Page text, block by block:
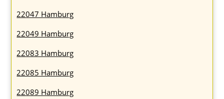
22047 Hamburg
22049 Hamburg
22083 Hamburg
22085 Hamburg
22089 Hamburg